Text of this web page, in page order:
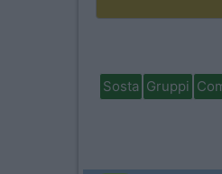
Sosta Gruppi